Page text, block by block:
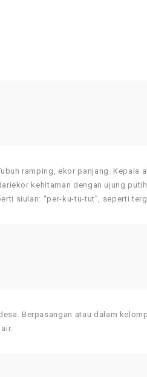
ramping, ekor panjang.
kehitaman dengan ujung
siulan: “per-ku-tu-tut”, seperti
Berpasangan atau dalam